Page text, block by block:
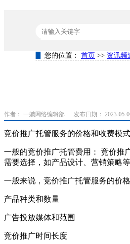
您的位置： 首页 >> 资讯频
作者： 一躺网络编辑部 发布日期： 2023-05-
竞价推广托管服务的价格和收费模
一般的竞价推广托管费用： 竞价推
需要选择，如产品设计、营销策略等
一般来说，竞价推广托管服务的价
产品种类和数量
广告投放媒体和范围
竞价推广时间长度